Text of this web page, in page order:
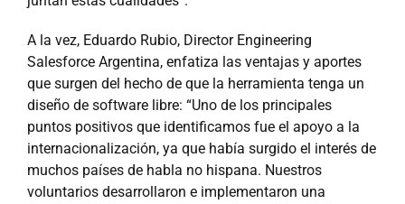
A la vez, Eduardo Rubio, Director Engineering
Salesforce Argentina, enfatiza las ventajas y aportes
que surgen del hecho de que la herramienta tenga un
diseño de software libre: “Uno de los principales
puntos positivos que identificamos fue el apoyo a la
internacionalización, ya que había surgido el interés de
muchos países de habla no hispana. Nuestros
voluntarios desarrollaron e implementaron una